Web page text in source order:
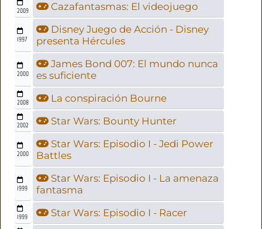
2009 Cazafantasmas: El videojuego
1997
Disney Juego de Acción - Disney
presenta Hércules
2000
James Bond 007: El mundo nunca
es suficiente
2008 La conspiración Bourne
2002 Star Wars: Bounty Hunter
2000
Star Wars: Episodio I - Jedi Power
Battles
1999
Star Wars: Episodio I - La amenaza
fantasma
1999 Star Wars: Episodio I - Racer